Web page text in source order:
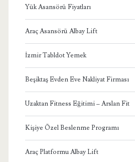
Yük Asansörü Fiyatları
Araç Asansörü Albay Lift
İzmir Tabldot Yemek
Beşiktaş Evden Eve Nakliyat Firması
Uzaktan Fitness Eğitimi – Arslan Fit
Kişiye Özel Beslenme Programı
Araç Platformu Albay Lift